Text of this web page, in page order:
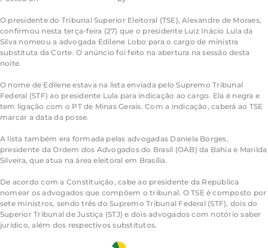
O presidente do Tribunal Superior Eleitoral (TSE), Alexandre de Moraes,
confirmou nesta terça-feira (27) que o presidente Luiz Inácio Lula da
Silva nomeou a advogada Edilene Lobo para o cargo de ministra
substituta da Corte. O anúncio foi feito na abertura na sessão desta
noite.
O nome de Edilene estava na lista enviada pelo Supremo Tribunal
Federal (STF) ao presidente Lula para indicação ao cargo. Ela é negra e
tem ligação com o PT de Minas Gerais. Com a indicação, caberá ao TSE
marcar a data da posse.
A lista também era formada pelas advogadas Daniela Borges,
presidente da Ordem dos Advogados do Brasil (OAB) da Bahia e Marilda
Silveira, que atua na área eleitoral em Brasília.
De acordo com a Constituição, cabe ao presidente da República
nomear os advogados que compõem o tribunal. O TSE é composto por
sete ministros, sendo três do Supremo Tribunal Federal (STF), dois do
Superior Tribunal de Justiça (STJ) e dois advogados com notório saber
jurídico, além dos respectivos substitutos.